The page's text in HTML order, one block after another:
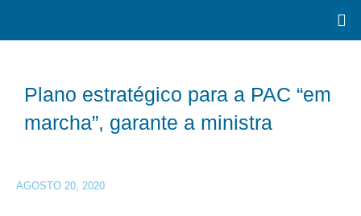
Plano estratégico para a PAC “em
marcha”, garante a ministra
AGOSTO 20, 2020